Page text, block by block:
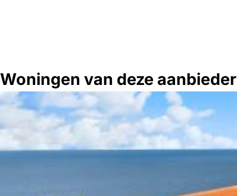
Woningen van deze aanbieder